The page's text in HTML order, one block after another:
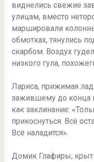
виднелись свежие
улицам, вместо
маршировали
обмотках, тянулись
скарбом. Воздух
низкого гула,
Лариса, прижимая
зажившему до конца
как заклинание:
прикоснуться. Всё
Всё наладится».
Домик Глафиры,